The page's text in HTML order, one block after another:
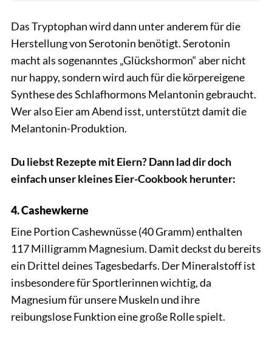
Das Tryptophan wird dann unter anderem für die
Herstellung von Serotonin benötigt. Serotonin
macht als sogenanntes „Glückshormon“ aber nicht
nur happy, sondern wird auch für die körpereigene
Synthese des Schlafhormons Melantonin gebraucht.
Wer also Eier am Abend isst, unterstützt damit die
Melantonin-Produktion.
Du liebst Rezepte mit Eiern? Dann lad dir doch
einfach unser kleines Eier-Cookbook herunter:
4. Cashewkerne
Eine Portion Cashewnüsse (40 Gramm) enthalten
117 Milligramm Magnesium. Damit deckst du bereits
ein Drittel deines Tagesbedarfs. Der Mineralstoff ist
insbesondere für Sportlerinnen wichtig, da
Magnesium für unsere Muskeln und ihre
reibungslose Funktion eine große Rolle spielt.